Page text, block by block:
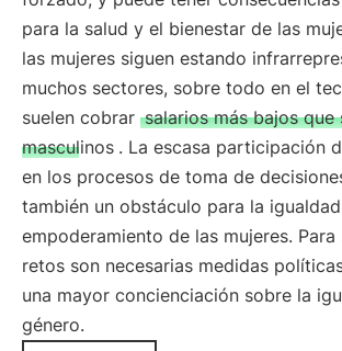
para la salud y el bienestar de las
las mujeres siguen estando
muchos sectores, sobre todo en el
suelen cobrar salarios más bajos que
masculinos . La escasa participación
en los procesos de toma de
también un obstáculo para la
empoderamiento de las mujeres.
retos son necesarias medidas
una mayor concienciación sobre la
género.